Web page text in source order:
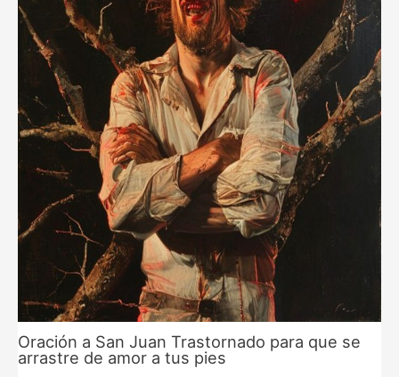
Oración a San Juan Trastornado para que se
arrastre de amor a tus pies